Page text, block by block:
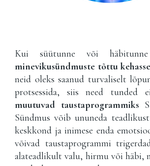
Kui süütunne või
minevikusündmuste tõttu
neid oleks saanud turvaliselt
protsessida, siis need
muutuvad taustaprogrammiks
Sündmus võib ununeda
keskkond ja inimese enda
võivad taustaprogrammi
alateadlikult valu, hirmu või häbi,